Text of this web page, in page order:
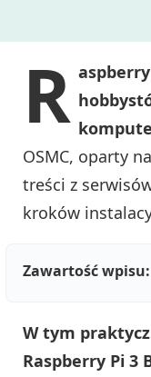
R
OSMC, oparty
treści z
kroków
Zawartość wpisu:
W tym
Raspberry Pi 3